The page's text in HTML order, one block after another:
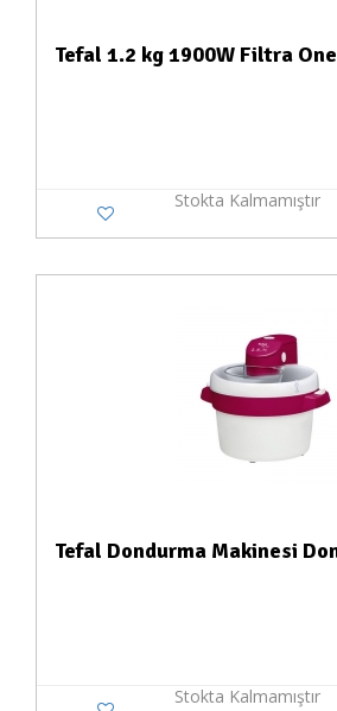
Tefal 1.2 kg 1900W Filtra
Stokta Kalmamıştır
Tefal Dondurma Makinesi
Stokta Kalmamıştır